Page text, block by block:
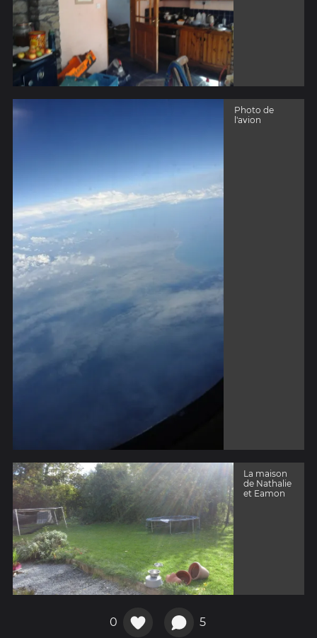
Photo de
l'avion
La maison
de Nathalie
et Eamon
0 5